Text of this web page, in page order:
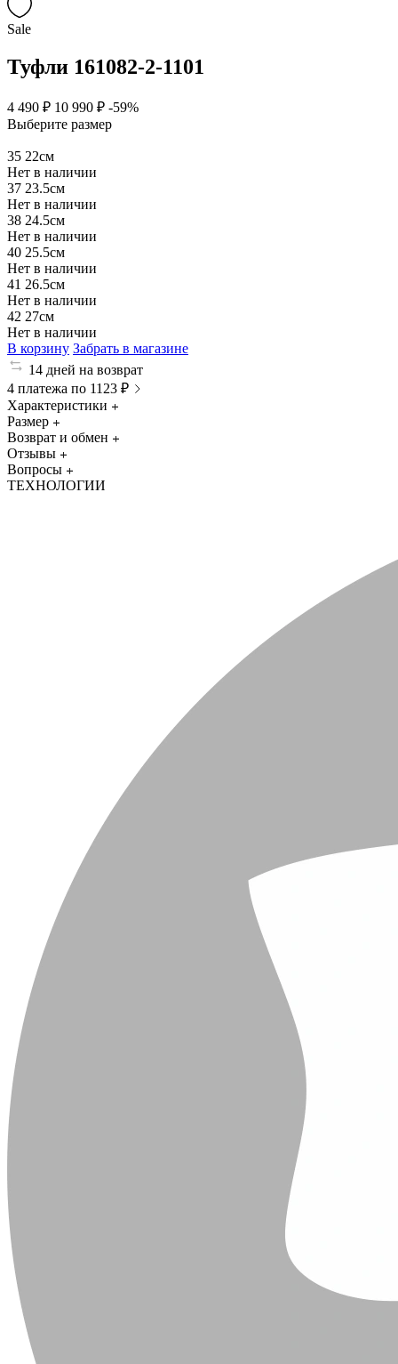
Sale
Туфли 161082-2-1101
4 490 ₽ 10 990 ₽ -59%
Выберите размер
35 22см
Нет в наличии
37 23.5см
Нет в наличии
38 24.5см
Нет в наличии
40 25.5см
Нет в наличии
41 26.5см
Нет в наличии
42 27см
Нет в наличии
В корзину Забрать в магазине
14 дней на возврат
4 платежа по 1123 ₽
Характеристики
Размер
Возврат и обмен
Отзывы
Вопросы
ТЕХНОЛОГИИ